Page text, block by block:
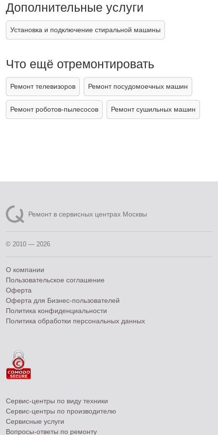
Дополнительные услуги
Установка и подключение стиральной машины
Что ещё отремонтировать
Ремонт телевизоров Ремонт посудомоечных машин
Ремонт роботов-пылесосов Ремонт сушильных машин
Ремонт в сервисных центрах Москвы
© 2010 — 2026
О компании
Пользовательское соглашение
Оферта
Оферта для Бизнес-пользователей
Политика конфиденциальности
Политика обработки персональных данных
Сервис-центры по виду техники
Сервис-центры по производителю
Сервисные услуги
Вопросы-ответы по ремонту